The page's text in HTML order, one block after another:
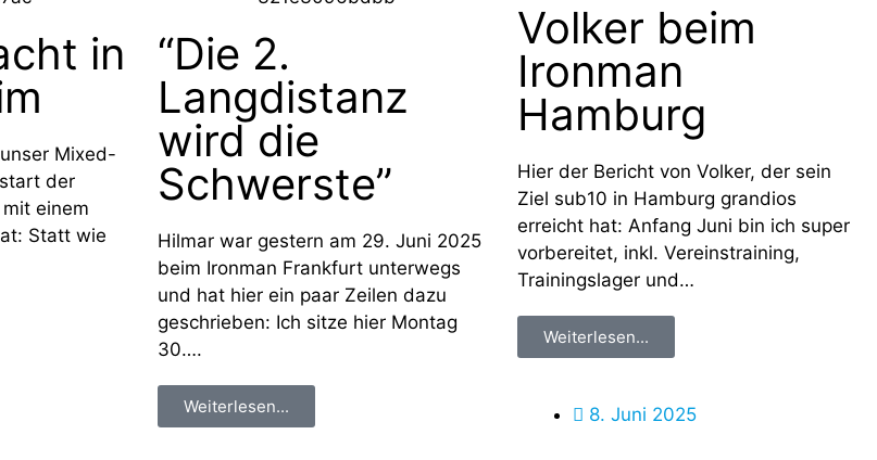
in
Mixed-
der
einem
Statt wie
“Die 2.
Langdistanz
wird die
Schwerste”
Hilmar war gestern am 29. Juni 2025
beim Ironman Frankfurt unterwegs
und hat hier ein paar Zeilen dazu
geschrieben: Ich sitze hier Montag
30….
Weiterlesen...
Volker beim
Ironman
Hamburg
Hier der Bericht von Volker, der sein
Ziel sub10 in Hamburg grandios
erreicht hat: Anfang Juni bin ich super
vorbereitet, inkl. Vereinstraining,
Trainingslager und…
Weiterlesen...
8. Juni 2025